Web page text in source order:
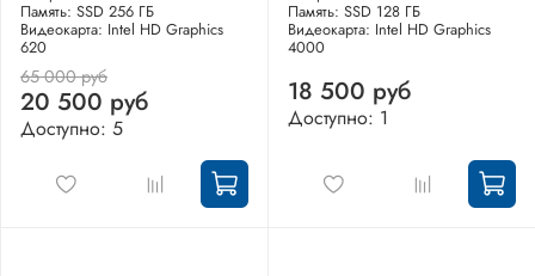
Память: SSD 256 ГБ
Видеокарта: Intel HD Graphics
620
65 000 руб
20 500 руб
Доступно: 5
Память: SSD 128 ГБ
Видеокарта: Intel HD Graphics
4000
18 500 руб
Доступно: 1